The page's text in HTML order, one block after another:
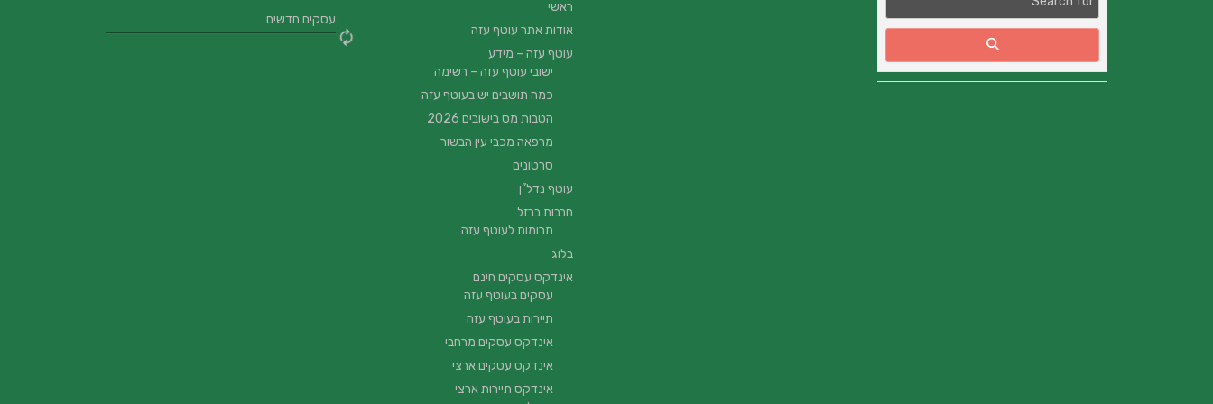
עסקים חדשים
ראשי
אודות אתר עוטף עזה
עוטף עזה – מידע
ישובי עוטף עזה – רשימה
כמה תושבים יש בעוטף עזה
הטבות מס בישובים 2026
מרפאה מכבי עין הבשור
סרטונים
עוטף נדל”ן
חרבות ברזל
תרומות לעוטף עזה
בלוג
אינדקס עסקים חינם
עסקים בעוטף עזה
תיירות בעוטף עזה
אינדקס עסקים מרחבי
אינדקס עסקים ארצי
אינדקס תיירות ארצי